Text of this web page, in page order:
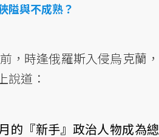
隘與不成熟？
，時逢俄羅斯入侵烏克蘭，
說道：
的『新手』政治人物成為總